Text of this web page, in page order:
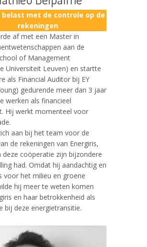
belast met de controle op de
rekeningen
af met een Master in
aan de
of Management
Universiteit Leuven) en startte
als Financial Auditor bij EY
gedurende meer dan 3 jaar
werken als financieel
Hij werkt momenteel voor
aan bij het team voor de
de rekeningen van Energiris,
deze coöperatie zijn bijzondere
had. Omdat hij aandachtig en
voor het milieu en groene
hij meer te weten komen
en haar betrokkenheid als
bij deze energietransitie.